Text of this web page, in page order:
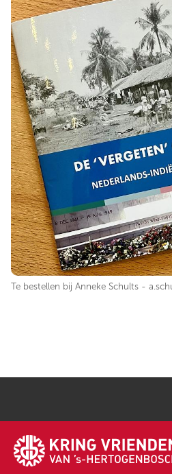
Te bestellen bij Anneke Schults -